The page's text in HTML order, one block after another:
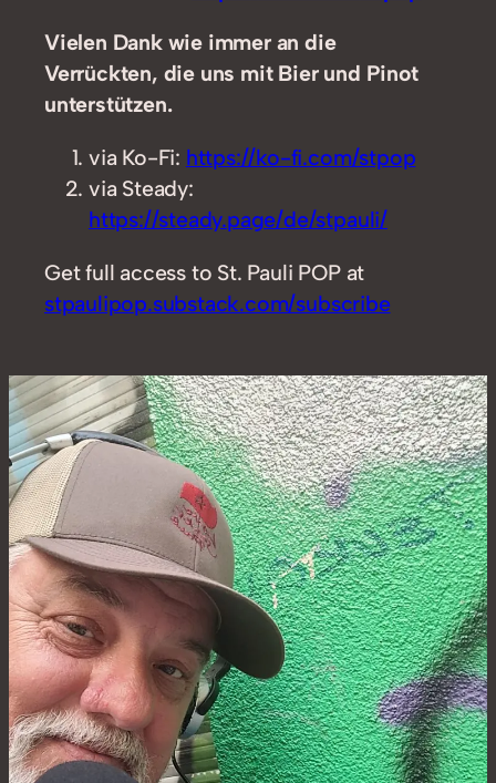
Vielen Dank wie immer an die
Verrückten, die uns mit Bier und Pinot
unterstützen.
via Ko-Fi: https://ko-fi.com/stpop
via Steady:
https://steady.page/de/stpauli/
Get full access to St. Pauli POP at
stpaulipop.substack.com/subscribe